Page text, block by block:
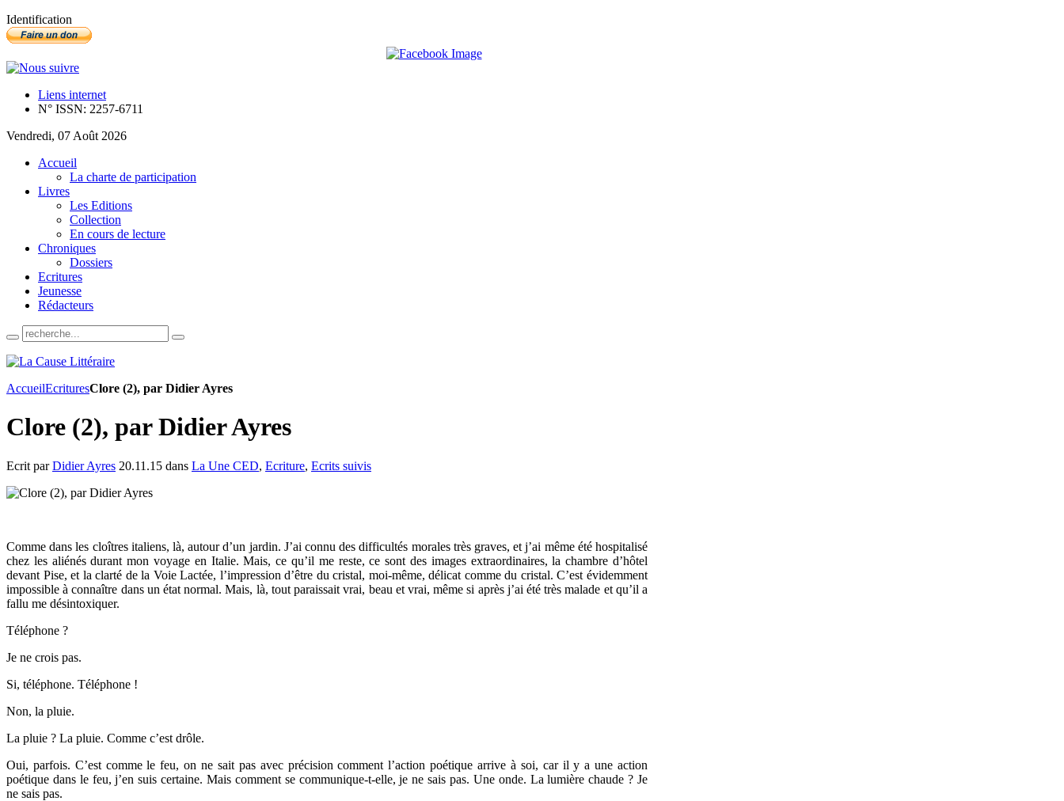
Identification
Liens internet
N° ISSN: 2257-6711
Vendredi, 07 Août 2026
Accueil
La charte de participation
Livres
Les Editions
Collection
En cours de lecture
Chroniques
Dossiers
Ecritures
Jeunesse
Rédacteurs
AccueilEcrituresClore (2), par Didier Ayres
Clore (2), par Didier Ayres
Ecrit parDidier Ayres 20.11.15 dans La Une CED, Ecriture, Ecrits suivis
Comme dans les cloîtres italiens, là, autour d’un jardin. J’ai connu des difficultés morales très graves, et j’ai même été hospitalisé
chez les aliénés durant mon voyage en Italie. Mais, ce qu’il me reste, ce sont des images extraordinaires, la chambre d’hôtel
devant Pise, et la clarté de la Voie Lactée, l’impression d’être du cristal, moi-même, délicat comme du cristal. C’est évidemment
impossible à connaître dans un état normal. Mais, là, tout paraissait vrai, beau et vrai, même si après j’ai été très malade et qu’il a
fallu me désintoxiquer.
Téléphone ?
Je ne crois pas.
Si, téléphone. Téléphone !
Non, la pluie.
La pluie ? La pluie. Comme c’est drôle.
Oui, parfois. C’est comme le feu, on ne sait pas avec précision comment l’action poétique arrive à soi, car il y a une action
poétique dans le feu, j’en suis certaine. Mais comment se communique-t-elle, je ne sais pas. Une onde. La lumière chaude ? Je
ne sais pas.